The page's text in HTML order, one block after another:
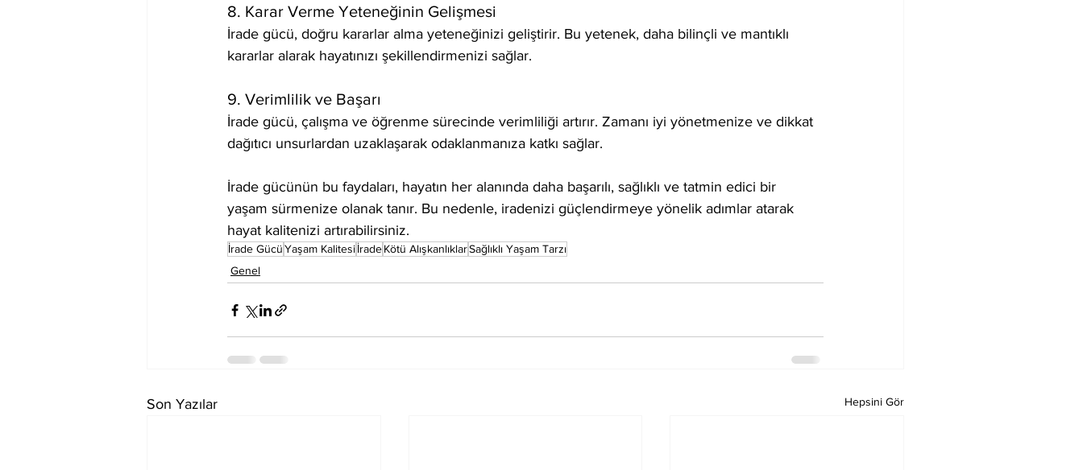
8. Karar Verme Yeteneğinin Gelişmesi
İrade gücü, doğru kararlar alma yeteneğinizi geliştirir. Bu yetenek, daha bilinçli ve mantıklı
kararlar alarak hayatınızı şekillendirmenizi sağlar.
9. Verimlilik ve Başarı
İrade gücü, çalışma ve öğrenme sürecinde verimliliği artırır. Zamanı iyi yönetmenize ve dikkat
dağıtıcı unsurlardan uzaklaşarak odaklanmanıza katkı sağlar.
İrade gücünün bu faydaları, hayatın her alanında daha başarılı, sağlıklı ve tatmin edici bir
yaşam sürmenize olanak tanır. Bu nedenle, iradenizi güçlendirmeye yönelik adımlar atarak
hayat kalitenizi artırabilirsiniz.
İrade GücüYaşam KalitesiİradeKötü AlışkanlıklarSağlıklı Yaşam Tarzı
Genel
Son Yazılar Hepsini Gör